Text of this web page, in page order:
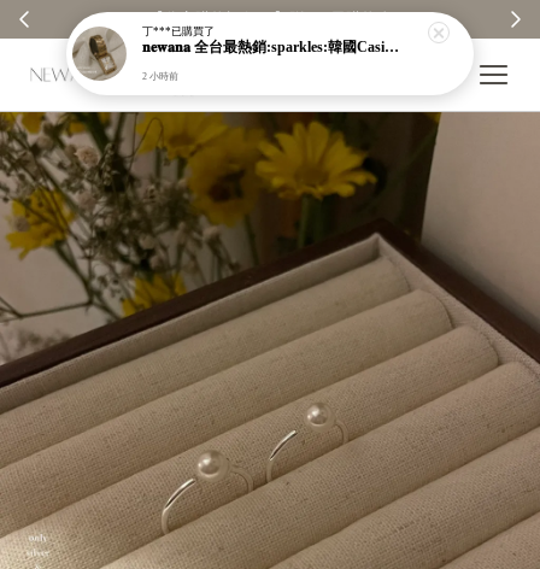
丁***已購買了
𝐧𝐞𝐰𝐚𝐧𝐚 全台最熱銷:sparkles:韓國Casio防潑水金屬錶:sparkles:就在本店
2 小時前